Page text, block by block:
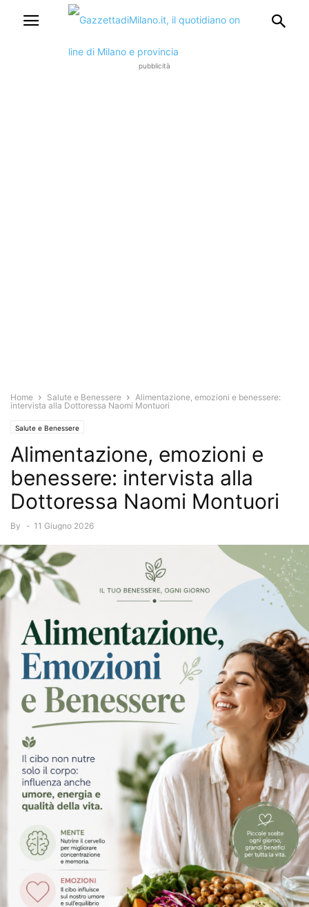
pubblicità
Home Salute e Benessere
Alimentazione, emozioni e benessere:
intervista alla Dottoressa Naomi Montuori
Salute e Benessere
Alimentazione, emozioni e
benessere: intervista alla
Dottoressa Naomi Montuori
By - 11 Giugno 2026